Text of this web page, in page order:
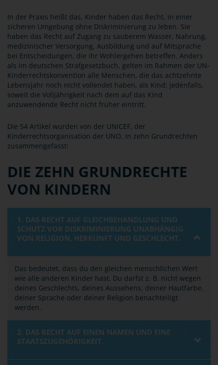
In der Praxis heißt das, Kinder haben das Recht, in einer
sicheren Umgebung ohne Diskriminierung zu leben. Sie
haben das Recht auf Zugang zu sauberem Wasser, Nahrung,
medizinischer Versorgung, Ausbildung und auf Mitsprache
bei Entscheidungen, die ihr Wohlergehen betreffen. Anders
als im deutschen Strafgesetzbuch, gelten im Rahmen der UN-
Kinderrechtskonvention alle Menschen, die das achtzehnte
Lebensjahr noch nicht vollendet haben, als Kind; jedenfalls,
soweit die Volljährigkeit nach dem auf das Kind
anzuwendende Recht nicht früher eintritt.
Die 54 Artikel wurden von der UNICEF, der
Kinderrechtsorganisation der UNO, in zehn Grundrechten
zusammengefasst:
DIE ZEHN GRUNDRECHTE
VON KINDERN
1. DAS RECHT AUF GLEICHBEHANDLUNG UND
SCHUTZ VOR DISKRIMINIERUNG UNABHÄNGIG
VON RELIGION, HERKUNFT UND GESCHLECHT.
Das bedeutet, dass du den gleichen menschlichen Wert
wie alle anderen Kinder hast. Du darfst z. B. nicht wegen
deines Geschlechts, deines Aussehens, deiner Hautfarbe,
deiner Sprache oder deiner Religion benachteiligt
werden.
2. DAS RECHT AUF EINEN NAMEN UND EINE
STAATSZUGEHÖRIGKEIT.